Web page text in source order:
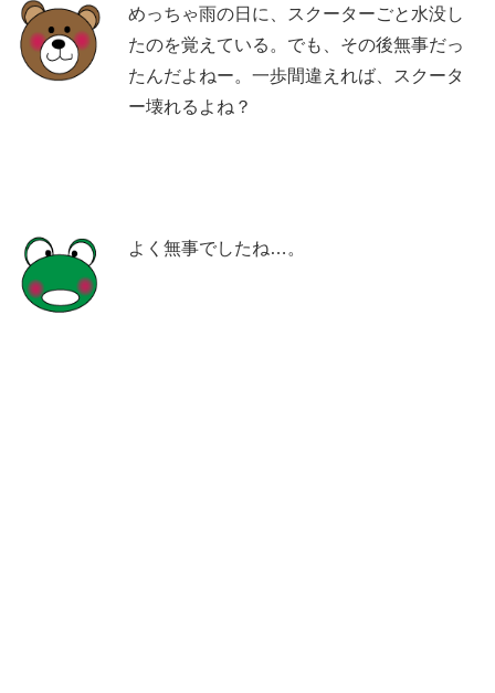
めっちゃ雨の日に、スクーターごと水没し
たのを覚えている。でも、その後無事だっ
たんだよねー。一歩間違えれば、スクータ
ー壊れるよね？
よく無事でしたね…。